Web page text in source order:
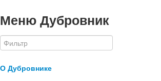
Меню Дубровник
О Дубровнике